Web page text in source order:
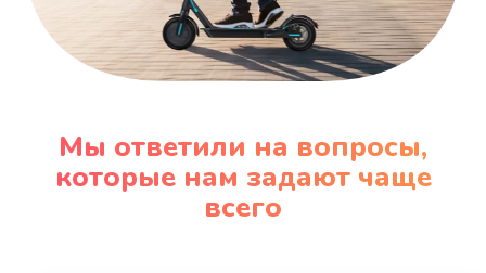
Мы ответили на вопросы,
которые нам задают чаще
всего